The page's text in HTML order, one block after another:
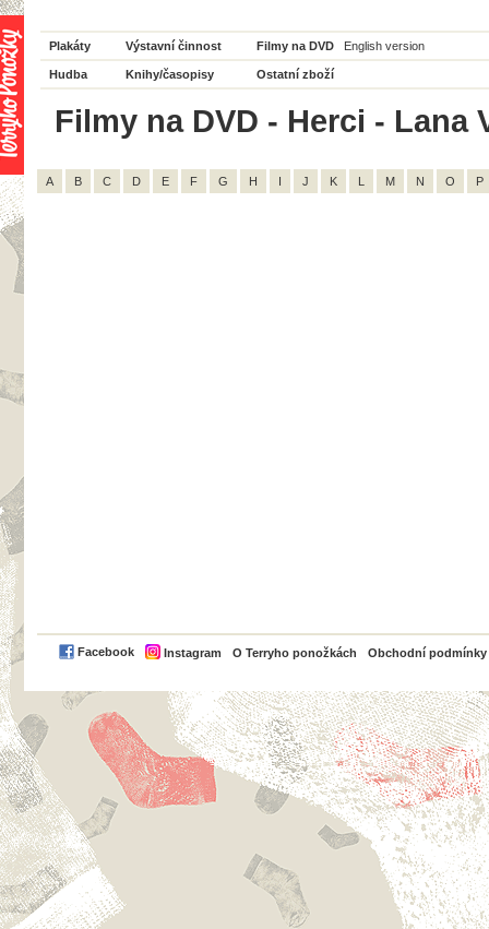
Plakáty Výstavní činnost Filmy na DVD English version
Hudba Knihy/časopisy Ostatní zboží
Filmy na DVD - Herci - Lana
A B C D E F G H I J K L M N O P
Facebook Instagram O Terryho ponožkách Obchodní podmínky
PayPal